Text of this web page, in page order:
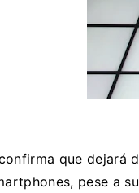
que dejará
pese a